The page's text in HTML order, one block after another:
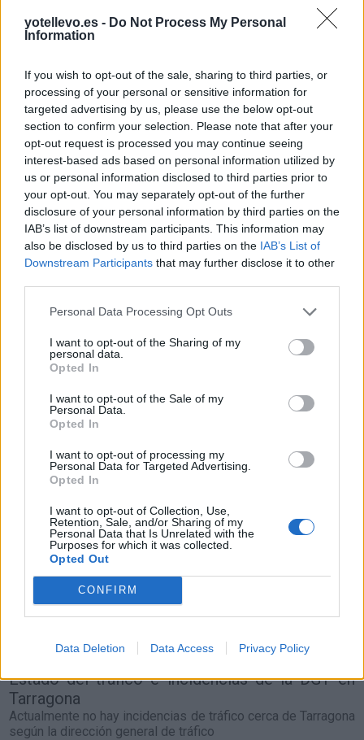
yotellevo.es - Do Not Process My Personal
Information
If you wish to opt-out of the sale, sharing to third parties, or
processing of your personal or sensitive information for
targeted advertising by us, please use the below opt-out
section to confirm your selection. Please note that after your
opt-out request is processed you may continue seeing
interest-based ads based on personal information utilized by
us or personal information disclosed to third parties prior to
your opt-out. You may separately opt-out of the further
disclosure of your personal information by third parties on the
IAB’s list of downstream participants. This information may
also be disclosed by us to third parties on the IAB’s List of
Downstream Participants that may further disclose it to other
Personal Data Processing Opt Outs
I want to opt-out of the Sharing of my
personal data.
Opted In
I want to opt-out of the Sale of my
Personal Data.
Opted In
I want to opt-out of processing my
Personal Data for Targeted Advertising.
Opted In
I want to opt-out of Collection, Use,
Retention, Sale, and/or Sharing of my
Personal Data that Is Unrelated with the
Purposes for which it was collected.
Opted Out
CONFIRM
Data Deletion Data Access Privacy Policy
Cómo ir desde Tarragona a Montgat+barcelona
Resumen de datos de la ruta entre Tarragona y
Montgat+barcelona
Tipo de
combustible
Precio
por litro
Gasto
5l/100km
Gasto
7l/100km
Gasto
Gasolina 95
l. - 0,00€
0,00€
Gasolina 98 0,00€ 7l.- 0,00€ 11
0,00€
0,00€
Estado del tráfico e incidencias de la DGT en
Tarragona
Actualmente no hay incidencias de tráfico cerca de Tarragona
según la dirección general de tráfico